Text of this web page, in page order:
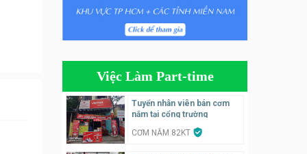
Tuyển nhân viên edit ảnh,
video parttime
phục vụ bàn
Nhà hàng Phủi Quán
Việc Làm Part-time
Tuyển nhân viên bán cơm
nắm tại cổng trường
CƠM NẮM 82KT